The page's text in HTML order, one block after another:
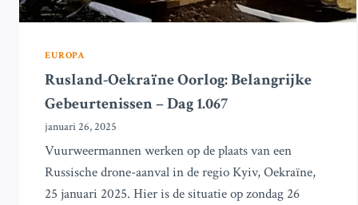
EUROPA
Rusland-Oekraïne Oorlog: Belangrijke
Gebeurtenissen – Dag 1.067
januari 26, 2025
Vuurweermannen werken op de plaats van een
Russische drone-aanval in de regio Kyiv, Oekraïne,
25 januari 2025. Hier is de situatie op zondag 26